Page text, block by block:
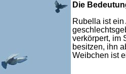
Die
Rubella ist
verkörpert, im
besitzen, ihn
Weibchen ist